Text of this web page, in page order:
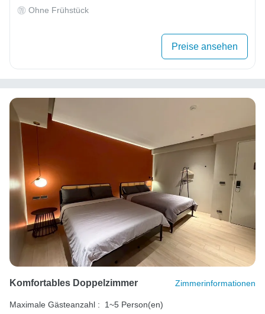
Ohne Frühstück
Preise ansehen
Komfortables Doppelzimmer Zimmerinformationen
Maximale Gästeanzahl : 1~5 Person(en)